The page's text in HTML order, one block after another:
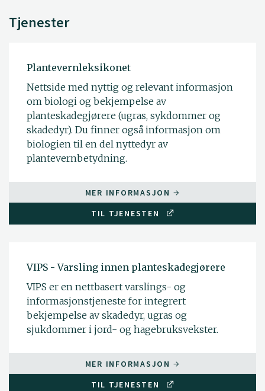
Tjenester
Plantevernleksikonet
Nettside med nyttig og relevant informasjon
om biologi og bekjempelse av
planteskadegjørere (ugras, sykdommer og
skadedyr). Du finner også informasjon om
biologien til en del nyttedyr av
plantevernbetydning.
MER INFORMASJON
TIL TJENESTEN
VIPS - Varsling innen planteskadegjørere
VIPS er en nettbasert varslings- og
informasjonstjeneste for integrert
bekjempelse av skadedyr, ugras og
sjukdommer i jord- og hagebruksvekster.
MER INFORMASJON
TIL TJENESTEN